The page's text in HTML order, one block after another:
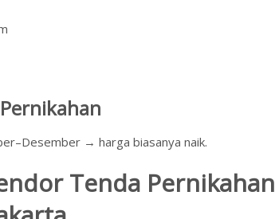
→ harga biasanya naik.
Tenda Pernikahan